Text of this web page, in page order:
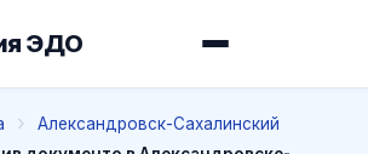
ЭДО
Александровск-Сахалинский